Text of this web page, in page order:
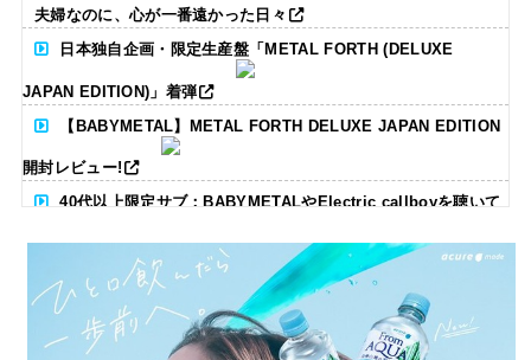
夫婦なのに、心が一番遠かった日々
日本独自企画・限定生産盤「METAL FORTH (DELUXE
JAPAN EDITION)」着弾
【BABYMETAL】METAL FORTH DELUXE JAPAN EDITION
開封レビュー!
40代以上限定サブ：BABYMETALやElectric callboyを聴いて
る人いる？ 【海外の反応】
BABYMETAL「CANNONBALL外伝」グッズ販売決定
タワーレコード新宿店にてBABYMETALのパネル展が開催中